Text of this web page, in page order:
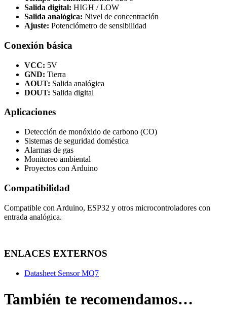
Salida digital: HIGH / LOW
Salida analógica: Nivel de concentración
Ajuste: Potenciómetro de sensibilidad
Conexión básica
VCC: 5V
GND: Tierra
AOUT: Salida analógica
DOUT: Salida digital
Aplicaciones
Detección de monóxido de carbono (CO)
Sistemas de seguridad doméstica
Alarmas de gas
Monitoreo ambiental
Proyectos con Arduino
Compatibilidad
Compatible con Arduino, ESP32 y otros microcontroladores con
entrada analógica.
ENLACES EXTERNOS
Datasheet Sensor MQ7
También te recomendamos…